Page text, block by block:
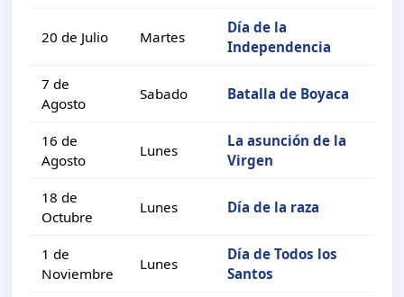
20 de Julio Martes
Día de la
Independencia
7 de
Agosto
Sabado Batalla de Boyaca
16 de
Agosto
Lunes
La asunción de la
Virgen
18 de
Octubre
Lunes Día de la raza
1 de
Noviembre
Lunes
Día de Todos los
Santos